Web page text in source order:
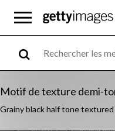
Motif de texture demi-
Grainy black half tone